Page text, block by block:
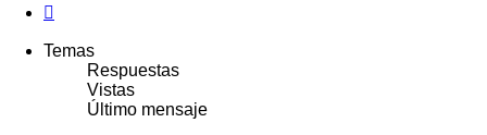
Temas
Respuestas
Vistas
Último mensaje